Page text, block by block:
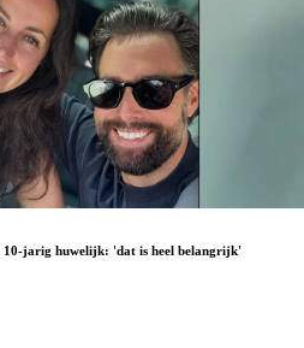
10-jarig huwelijk: 'dat is heel belangrijk'